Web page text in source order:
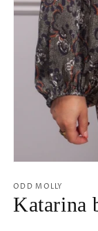
1
i
modalfönster
ODD MOLLY
Katarina